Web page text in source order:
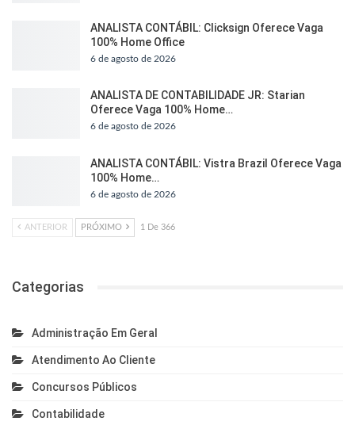
ANALISTA CONTÁBIL: Clicksign Oferece Vaga
100% Home Office
6 de agosto de 2026
ANALISTA DE CONTABILIDADE JR: Starian
Oferece Vaga 100% Home…
6 de agosto de 2026
ANALISTA CONTÁBIL: Vistra Brazil Oferece Vaga
100% Home…
6 de agosto de 2026
ANTERIOR PRÓXIMO 1 De 366
Categorias
Administração Em Geral
Atendimento Ao Cliente
Concursos Públicos
Contabilidade